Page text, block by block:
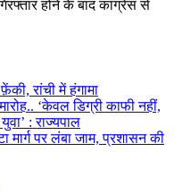
होने के बाद कांग्रेस से
रांची में हंगामा
‘केवल डिग्री काफी नहीं,
: राज्यपाल
मार्ग पर लंबा जाम, प्रशासन की